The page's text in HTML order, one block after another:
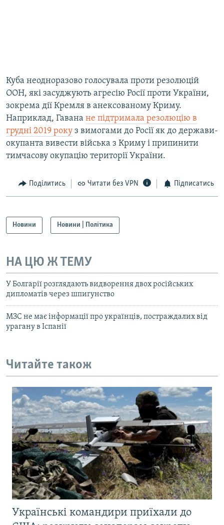
Куба неодноразово голосувала проти резолюцій
ООН, які засуджують агресію Росії проти України,
зокрема дії Кремля в анексованому Криму.
Наприклад, Гавана не підтримала резолюцію в
грудні 2019 року з вимогами до Росії як до держави-
окупанта вивести війська з Криму і припинити
тимчасову окупацію території України.
Поділитись Читати без VPN Підписатись
Новини Новини | Політика
НА ЦЮ Ж ТЕМУ
У Болгарії розглядають видворення двох російських
дипломатів через шпигунство
МЗС не має інформації про українців, постраждалих від
урагану в Іспанії
Читайте також
Українські командири приїхали до